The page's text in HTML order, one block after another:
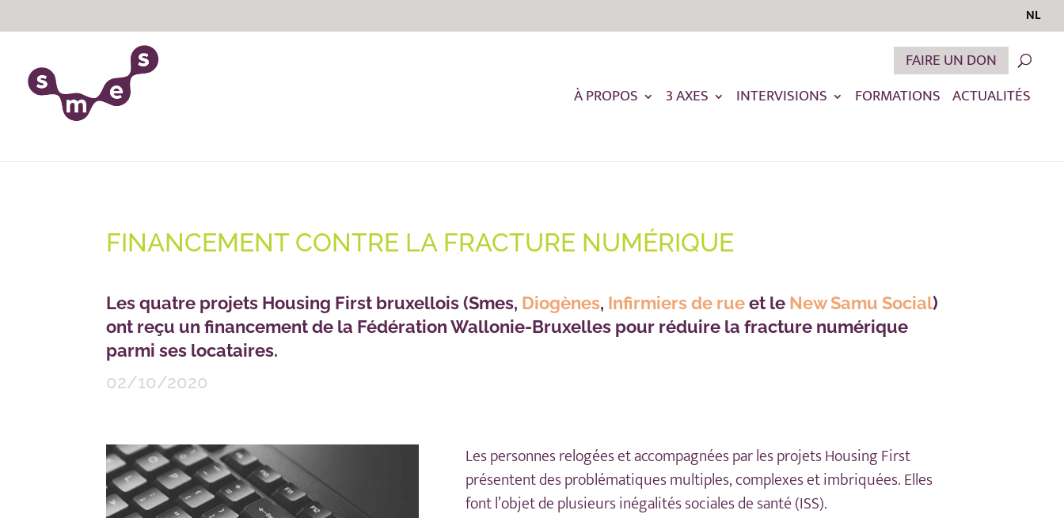
NL
À PROPOS 3 AXES INTERVISIONS FORMATIONS ACTUALITÉS
FAIRE UN DON
FINANCEMENT CONTRE LA FRACTURE NUMÉRIQUE
Les quatre projets Housing First bruxellois (Smes, Diogènes, Infirmiers de rueet le New Samu Social)
ont reçu un financement de la Fédération Wallonie-Bruxelles pour réduire la fracture numérique
parmi ses locataires.
02/10/2020
Les personnes relogées et accompagnées par les projets Housing First
présentent des problématiques multiples, complexes et imbriquées. Elles
font l’objet de plusieurs inégalités sociales de santé (ISS).